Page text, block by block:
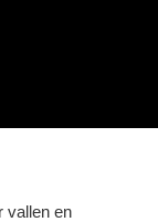
vallen en